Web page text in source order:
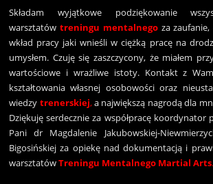
Składam wyjątkowe podziękowanie
warsztatów treningu mentalnegoza zaufanie,
wkład pracy jaki wnieśli w ciężką pracę na
umysłem. Czuję się zaszczycony, że miałem
wartościowe i wrażliwe istoty. Kontakt z
kształtowania własnej osobowości oraz
wiedzy trenerskiej,a największą nagrodą dla
Dziękuję serdecznie za współpracę koordynator
Pani dr Magdalenie Jakubowskiej-
Bigosińskiej za opiekę nad dokumentacją i
warsztatówTreningu Mentalnego Martial Arts.